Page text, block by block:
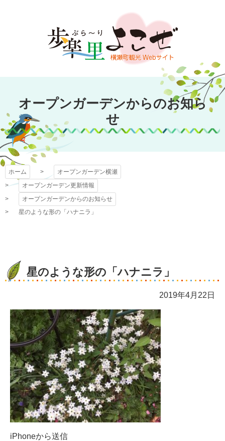
文
キ
プ
オープンガーデン
横瀬
オープンガーデンからのお知ら
せ
ホーム
オープンガーデン横瀬
オープンガーデン更新情報
オープンガーデンからのお知らせ
星のような形の「ハナニラ」
星のような形の「ハナニラ」
2019年4月22日
iPhoneから送信